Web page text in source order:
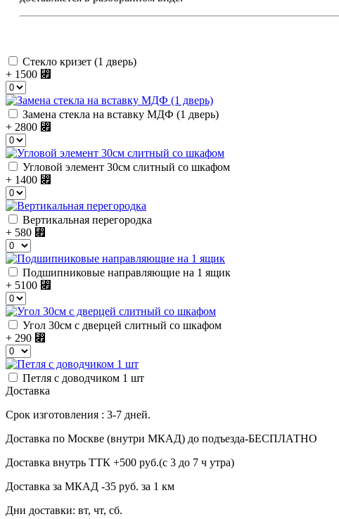
Стекло кризет (1 дверь)
+ 1500 ⃏
Замена стекла на вставку МДФ (1 дверь)
+ 2800 ⃏
Угловой элемент 30см слитный со шкафом
+ 1400 ⃏
Вертикальная перегородка
+ 580 ⃏
Подшипниковые направляющие на 1 ящик
+ 5100 ⃏
Угол 30см с дверцей слитный со шкафом
+ 290 ⃏
Петля с доводчиком 1 шт
Доставка
Срок изготовления : 3-7 дней.
Доставка по Москве (внутри МКАД) до подъезда-БЕСПЛАТНО
Доставка внутрь ТТК +500 руб.(с 3 до 7 ч утра)
Доставка за МКАД -35 руб. за 1 км
Дни доставки: вт, чт, сб.